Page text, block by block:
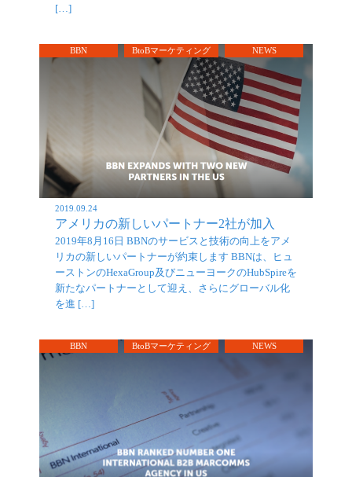
[…]
BBN BtoBマーケティング NEWS
2019.09.24
アメリカの新しいパートナー2社が加入
2019年8月16日 BBNのサービスと技術の向上をアメ
リカの新しいパートナーが約束します BBNは、ヒュ
ーストンのHexaGroup及びニューヨークのHubSpireを
新たなパートナーとして迎え、さらにグローバル化
を進 […]
BBN BtoBマーケティング NEWS